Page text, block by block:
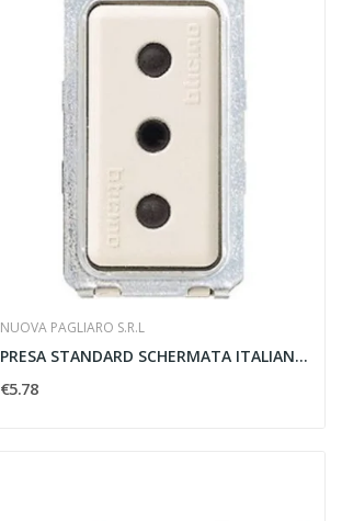
NUOVA PAGLIARO S.R.L
PRESA STANDARD SCHERMATA ITALIANA 250V 2P T 16A...
€5.78